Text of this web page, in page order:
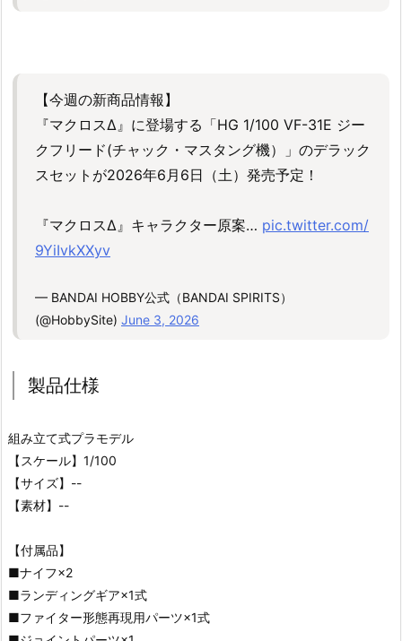
【今週の新商品情報】
『マクロスΔ』に登場する「HG 1/100 VF-31E ジー
クフリード(チャック・マスタング機）」のデラック
スセットが2026年6月6日（土）発売予定！
『マクロスΔ』キャラクター原案… pic.twitter.com/
9YiIvkXXyv
— BANDAI HOBBY公式（BANDAI SPIRITS）
(@HobbySite) June 3, 2026
製品仕様
組み立て式プラモデル
【スケール】1/100
【サイズ】--
【素材】--
【付属品】
■ナイフ×2
■ランディングギア×1式
■ファイター形態再現用パーツ×1式